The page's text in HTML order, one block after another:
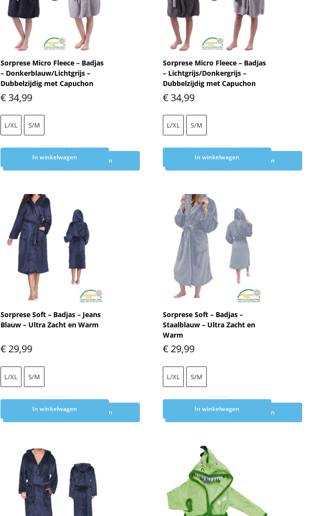
Sorprese Micro Fleece – Badjas
– Donkerblauw/Lichtgrijs –
Dubbelzijdig met Capuchon
€ 34,99
L/XL S/M
Toevoegen aan winkelwagen
In winkelwagen
Sorprese Micro Fleece – Badjas
– Lichtgrijs/Donkergrijs –
Dubbelzijdig met Capuchon
€34,99
L/XL S/M
Toevoegen aan winkelwagen
In winkelwagen
Sorprese Soft – Badjas – Jeans
Blauw – Ultra Zacht en Warm
€ 29,99
L/XL S/M
Toevoegen aan winkelwagen
In winkelwagen
Sorprese Soft – Badjas –
Staalblauw – Ultra Zacht en
Warm
€29,99
L/XL S/M
Toevoegen aan winkelwagen
In winkelwagen